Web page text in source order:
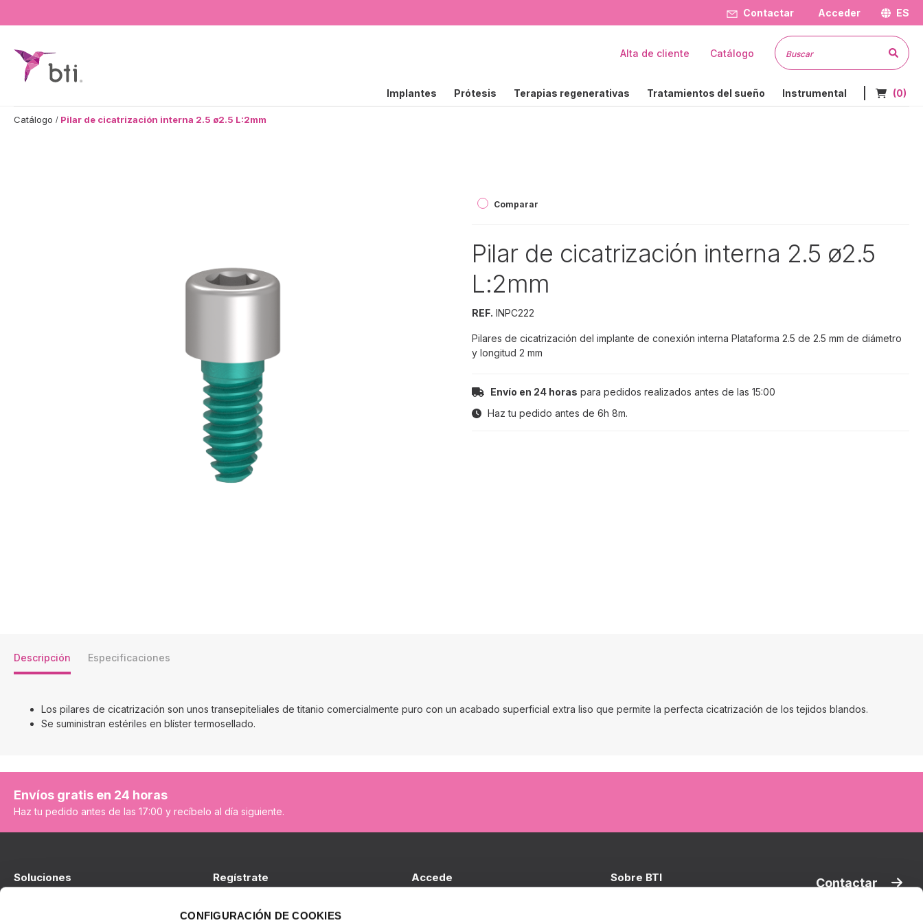
CONFIGURACIÓN DE COOKIES
Contactar Acceder ES
BTI - Human Tecnology
Implantes Prótesis Terapias regenerativas Tratamientos del sueño Instrumental Nº de
(0)
Alta de cliente Catálogo
Catálogo Pilar de cicatrización interna 2.5 ø2.5 L:2mm
Comparar
Pilar de cicatrización interna 2.5 ø2.5
L:2mm
REF. INPC222
Pilares de cicatrización del implante de conexión interna Plataforma 2.5 de 2.5 mm de diámetro
y longitud 2 mm
Envío en 24 horas para pedidos realizados antes de las 15:00
Haz tu pedido antes de 6h 8m.
Descripción Especificaciones
Los pilares de cicatrización son unos transepiteliales de titanio comercialmente puro con un acabado superficial extra liso que permite la perfecta cicatrización de los tejidos blandos.
Se suministran estériles en blíster termosellado.
Envíos gratis en 24 horas
Haz tu pedido antes de las 17:00 y recíbelo al día siguiente.
Soluciones Regístrate
No soy cliente de BTI
Accede Sobre BTI Contactar